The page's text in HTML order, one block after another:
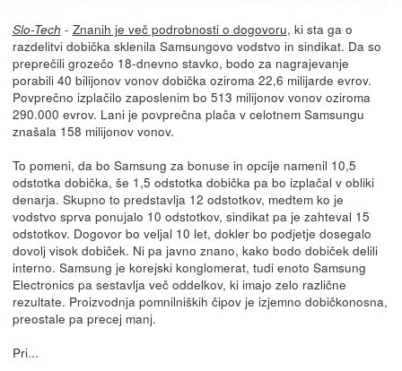
Slo-Tech - Znanih je več podrobnosti o dogovoru, ki sta ga o
razdelitvi dobička sklenila Samsungovo vodstvo in sindikat. Da so
preprečili grozečo 18-dnevno stavko, bodo za nagrajevanje
porabili 40 bilijonov vonov dobička oziroma 22,6 milijarde evrov.
Povprečno izplačilo zaposlenim bo 513 milijonov vonov oziroma
290.000 evrov. Lani je povprečna plača v celotnem Samsungu
znašala 158 milijonov vonov.
To pomeni, da bo Samsung za bonuse in opcije namenil 10,5
odstotka dobička, še 1,5 odstotka dobička pa bo izplačal v obliki
denarja. Skupno to predstavlja 12 odstotkov, medtem ko je
vodstvo sprva ponujalo 10 odstotkov, sindikat pa je zahteval 15
odstotkov. Dogovor bo veljal 10 let, dokler bo podjetje dosegalo
dovolj visok dobiček. Ni pa javno znano, kako bodo dobiček delili
interno. Samsung je korejski konglomerat, tudi enoto Samsung
Electronics pa sestavlja več oddelkov, ki imajo zelo različne
rezultate. Proizvodnja pomnilniških čipov je izjemno dobičkonosna,
preostale pa precej manj.
Pri...